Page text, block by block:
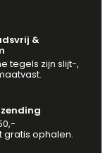
&
tegels zijn slijt-,
gratis ophalen.